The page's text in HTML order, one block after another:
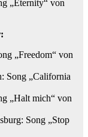
„Eternity“ von
„Freedom“ von
Song „California
„Halt mich“ von
Song „Stop